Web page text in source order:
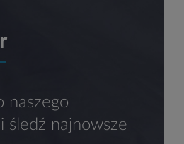
naszego
śledź najnowsze